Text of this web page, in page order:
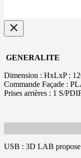
GENERALITE
Dimension : HxLxP :
Commande Façade :
Prises arrières : 1 S/
USB : 3D LAB propose